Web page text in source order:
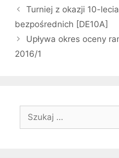
Turniej z okazji 10-
bezpośrednich [DE10A]
Upływa okres oceny
2016/1
Szukaj: